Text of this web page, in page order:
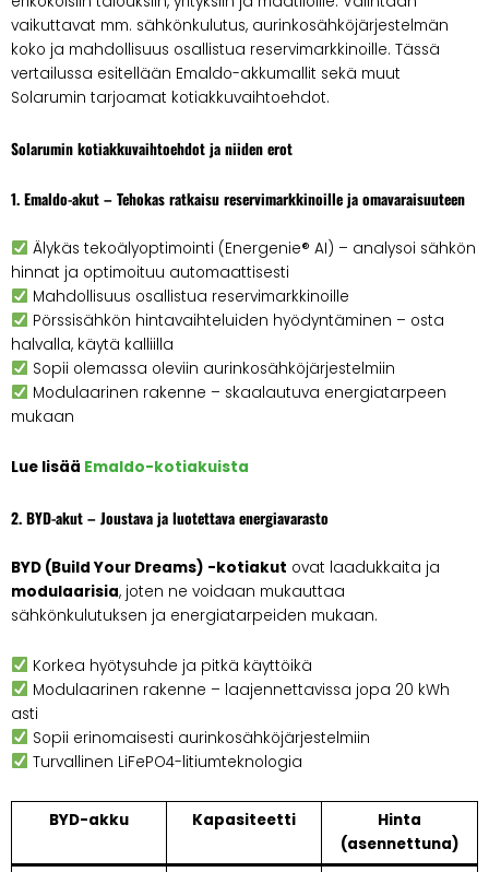
vaikuttavat mm. sähkönkulutus, aurinkosähköjärjestelmän
koko ja mahdollisuus osallistua reservimarkkinoille. Tässä
vertailussa esitellään Emaldo-akkumallit sekä muut
Solarumin tarjoamat kotiakkuvaihtoehdot.
Solarumin kotiakkuvaihtoehdot ja niiden erot
1. Emaldo-akut – Tehokas ratkaisu reservimarkkinoille ja omavaraisuuteen
Älykäs tekoälyoptimointi (Energenie® AI) – analysoi sähkön
hinnat ja optimoituu automaattisesti
Mahdollisuus osallistua reservimarkkinoille
Pörssisähkön hintavaihteluiden hyödyntäminen – osta
halvalla, käytä kalliilla
Sopii olemassa oleviin aurinkosähköjärjestelmiin
Modulaarinen rakenne – skaalautuva energiatarpeen
mukaan
Lue lisää Emaldo-kotiakuista
2. BYD-akut – Joustava ja luotettava energiavarasto
BYD (Build Your Dreams) -kotiakut ovat laadukkaita ja
modulaarisia, joten ne voidaan mukauttaa
sähkönkulutuksen ja energiatarpeiden mukaan.
Korkea hyötysuhde ja pitkä käyttöikä
Modulaarinen rakenne – laajennettavissa jopa 20 kWh
asti
Sopii erinomaisesti aurinkosähköjärjestelmiin
Turvallinen LiFePO4-litiumteknologia
BYD-akku Kapasiteetti
Hinta
(asennettuna)